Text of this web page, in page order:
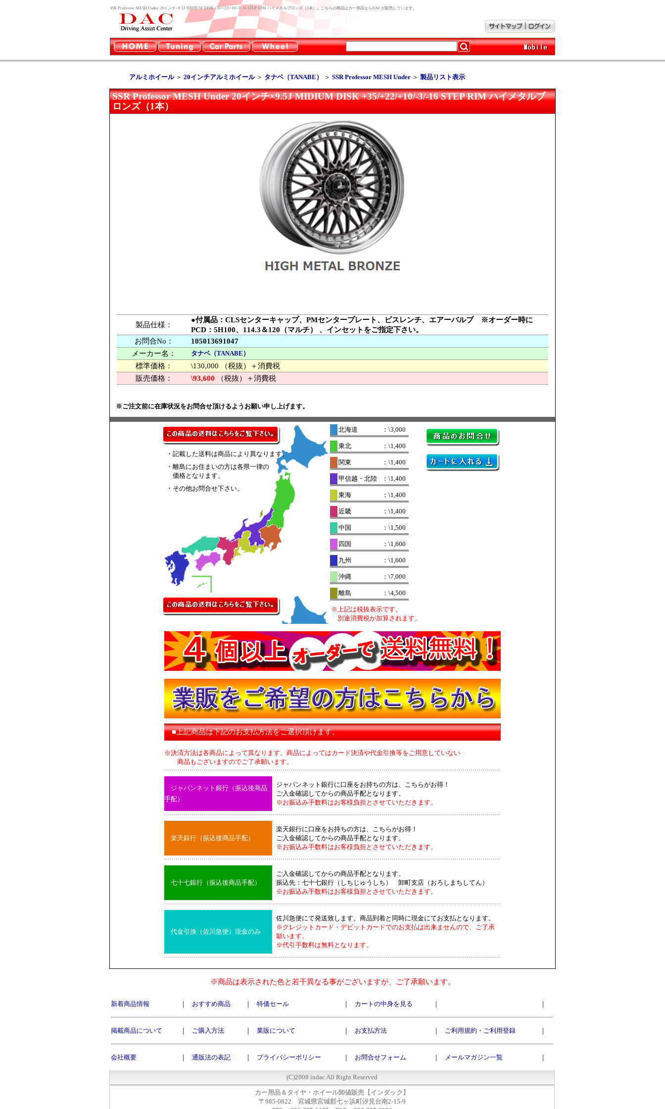
SSR Professor MESH Under 20インチ×9.5J MIDIUM DISK +35/+22/+10/-3/-16 STEP RIM ハイメタルブロンズ（1本）。こちらの商品はカー用品ならDACが販売しています。
アルミホイール＞ 20インチアルミホイール＞ タナベ（TANABE） ＞ SSR Professor MESH Under ＞ 製品リスト表示
SSR Professor MESH Under 20インチ×9.5J MIDIUM DISK +35/+22/+10/-3/-16 STEP RIM ハイメタルブ
ロンズ（1本）
製品仕様：
●付属品：CLSセンターキャップ、PMセンタープレート、ビスレンチ、エアーバルブ ※オーダー時に
PCD：5H100、114.3＆120（マルチ） 、インセットをご指定下さい。
お問合No：
105013691047
メーカー名：
タナベ（TANABE）
標準価格：
\130,000 （税抜）＋消費税
販売価格：
\93,600 （税抜）＋消費税
※ご注文前に在庫状況をお問合せ頂けるようお願い申し上げます。
・記載した送料は商品により異なります。
・離島にお住まいの方は各県一律の
価格となります。
・その他お問合せ下さい。
北海道 ：\3,000
東北 ：\1,400
関東 ：\1,400
甲信越・北陸 ：\1,400
東海 ：\1,400
近畿 ：\1,400
中国 ：\1,500
四国 ：\1,600
九州 ：\1,600
沖縄 ：\7,000
離島 ：\4,500
※上記は税抜表示です。
別途消費税が加算されます。
■上記商品は下記のお支払方法をご選択頂けます。
※決済方法は各商品によって異なります。商品によってはカード決済や代金引換等をご用意していない
商品もございますのでご了承願います。
ジャパンネット銀行（振込後商品
手配）
ジャパンネット銀行に口座をお持ちの方は、こちらがお得！
ご入金確認してからの商品手配となります。
※お振込み手数料はお客様負担とさせていただきます。
楽天銀行（振込後商品手配）
楽天銀行に口座をお持ちの方は、こちらがお得！
ご入金確認してからの商品手配となります。
※お振込み手数料はお客様負担とさせていただきます。
七十七銀行（振込後商品手配）
ご入金確認してからの商品手配となります。
振込先：七十七銀行（しちじゅうしち） 卸町支店（おろしまちしてん）
※お振込み手数料はお客様負担とさせていただきます。
代金引換（佐川急便）現金のみ
佐川急便にて発送致します。商品到着と同時に現金にてお支払となります。
※クレジットカード・デビットカードでのお支払は出来ませんので、ご了承
願います。
※代引手数料は無料となります。
※商品は表示された色と若干異なる事がございますが、ご了承願います。
新着商品情報 ｜ おすすめ商品 ｜ 特価セール ｜ カートの中身を見る ｜ ｜
掲載商品について ｜ ご購入方法 ｜ 業販について ｜ お支払方法 ｜ ご利用規約・ご利用登録 ｜
会社概要 ｜ 通販法の表記 ｜ プライバシーポリシー ｜ お問合せフォーム ｜ メールマガジン一覧 ｜
(C)2008 indac All Right Reserved
カー用品＆タイヤ・ホイール卸値販売【インダック】
〒985-0822 宮城県宮城郡七ヶ浜町汐見台南2-15-9